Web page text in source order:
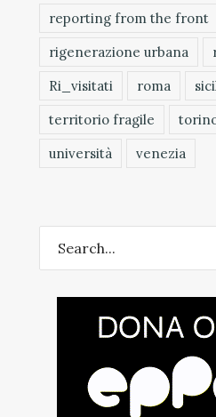
reporting from the front
rigenerazione urbana
Ri_visitati
roma
territorio fragile
università
venezia